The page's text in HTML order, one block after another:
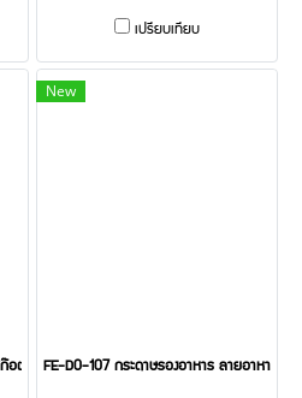
เปรียบเทียบ
ก๊อตชมพู 100 pcs
New
FE-D0-107 กระดาษรองอาหาร ลายอาหารเช้า